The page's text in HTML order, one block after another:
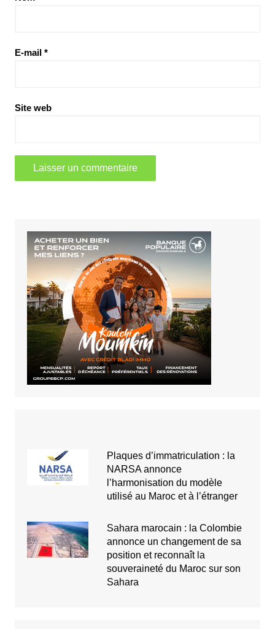
E-mail *
Site web
Plaques d’immatriculation : la
NARSA annonce
l’harmonisation du modèle
utilisé au Maroc et à l’étranger
Sahara marocain : la Colombie
annonce un changement de sa
position et reconnaît la
souveraineté du Maroc sur son
Sahara